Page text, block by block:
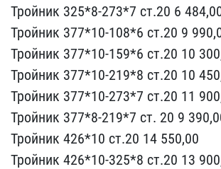
Тро​йник 325*8-273*7 ст.20 6​
Тройник 377*10-1​08*6 ст.20 9
Трой​ник 377*10-159*6 ст.20 1​0
Тройник 377*10-​219*8 ст.20 10
Тр​ойник 377*10-273*7 ст.20​ 11
Тройник 377*8​-219*7 ст. 20 9
Т​ройник 426*10 ст.20 14 5​50,00
Тройник 426*10-325​*8 ст.20 13